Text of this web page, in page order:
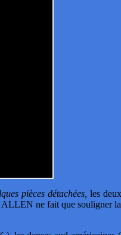
pièces détachées, les
ALLEN ne fait que souligner